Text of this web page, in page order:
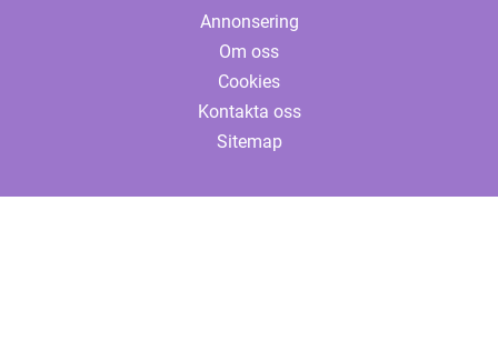
Annonsering
Om oss
Cookies
Kontakta oss
Sitemap